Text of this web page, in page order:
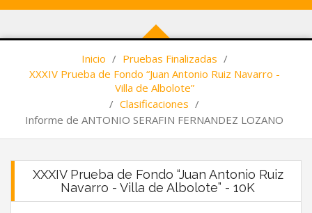
Inicio / Pruebas Finalizadas /
XXXIV Prueba de Fondo “Juan Antonio Ruiz Navarro -
Villa de Albolote”
/ Clasificaciones /
Informe de ANTONIO SERAFIN FERNANDEZ LOZANO
XXXIV Prueba de Fondo “Juan Antonio Ruiz
Navarro - Villa de Albolote” - 10K